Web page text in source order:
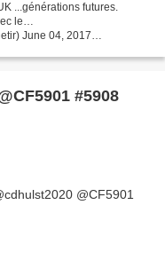
...générations futures.
le…
June 04, 2017
#5908